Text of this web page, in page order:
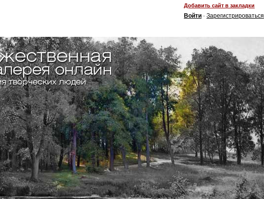
Добавить сайт в закладки
Войти · Зарегистрироваться